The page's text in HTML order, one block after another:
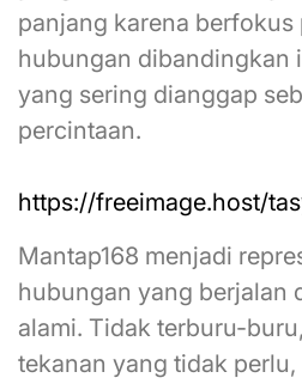
panjang karena berfokus
hubungan dibandingkan
yang sering dianggap
percintaan.
https://freeimage.host/
Mantap168 menjadi
hubungan yang berjalan
alami. Tidak terburu-
tekanan yang tidak